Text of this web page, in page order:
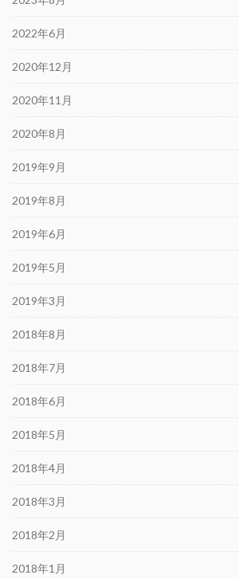
2022年6月
2020年12月
2020年11月
2020年8月
2019年9月
2019年8月
2019年6月
2019年5月
2019年3月
2018年8月
2018年7月
2018年6月
2018年5月
2018年4月
2018年3月
2018年2月
2018年1月